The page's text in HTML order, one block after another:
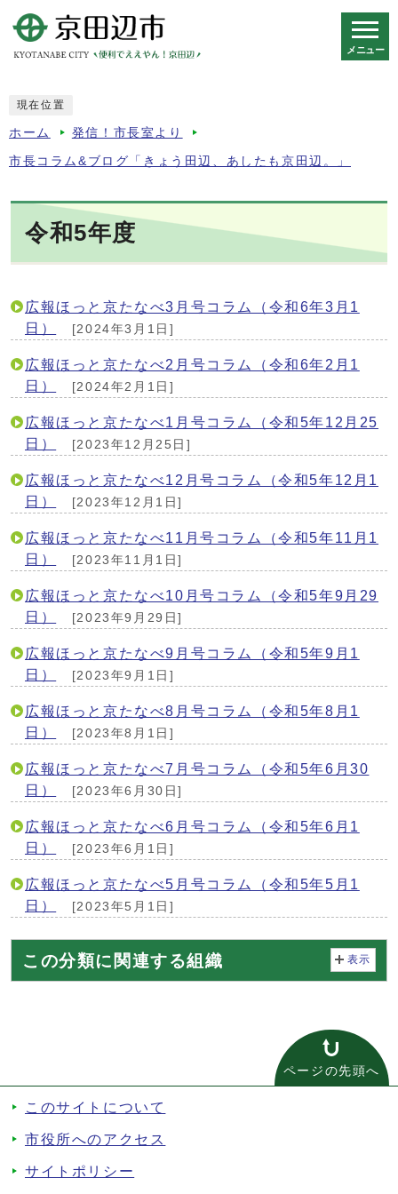
メニュー
現在位置
ホーム 発信！市長室より
市長コラム&ブログ「きょう田辺、あしたも京田辺。」
令和5年度
広報ほっと京たなべ3月号コラム（令和6年3月1
日）
[2024年3月1日]
広報ほっと京たなべ2月号コラム（令和6年2月1
日）
[2024年2月1日]
広報ほっと京たなべ1月号コラム（令和5年12月25
日）
[2023年12月25日]
広報ほっと京たなべ12月号コラム（令和5年12月1
日）
[2023年12月1日]
広報ほっと京たなべ11月号コラム（令和5年11月1
日）
[2023年11月1日]
広報ほっと京たなべ10月号コラム（令和5年9月29
日）
[2023年9月29日]
広報ほっと京たなべ9月号コラム（令和5年9月1
日）
[2023年9月1日]
広報ほっと京たなべ8月号コラム（令和5年8月1
日）
[2023年8月1日]
広報ほっと京たなべ7月号コラム（令和5年6月30
日）
[2023年6月30日]
広報ほっと京たなべ6月号コラム（令和5年6月1
日）
[2023年6月1日]
広報ほっと京たなべ5月号コラム（令和5年5月1
日）
[2023年5月1日]
この分類に関連する組織 表示
ページの先頭へ
このサイトについて
市役所へのアクセス
サイトポリシー